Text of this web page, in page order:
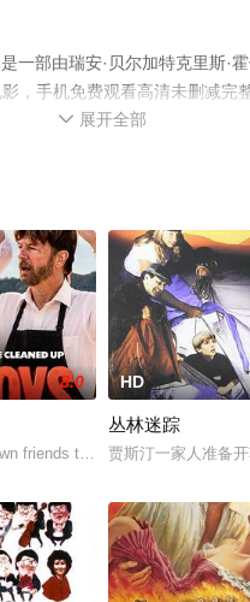
一部由瑞安·贝尔加特克里斯·
，手机免费观看高清未删减完
 展开全部
8.0
friends think waiting tables will
HD
丛林迷踪
贾斯汀一家人准备